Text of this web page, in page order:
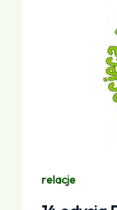
relacje